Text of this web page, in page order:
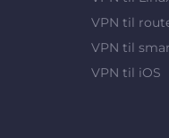
VPN til
VPN til
VPN til iOS